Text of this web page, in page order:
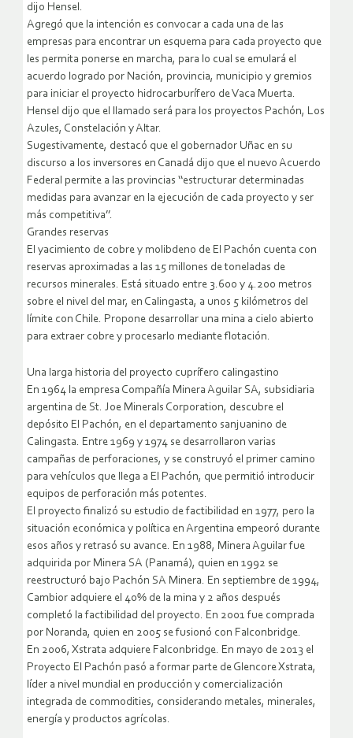
dijo Hensel.
Agregó que la intención es convocar a cada una de las
empresas para encontrar un esquema para cada proyecto que
les permita ponerse en marcha, para lo cual se emulará el
acuerdo logrado por Nación, provincia, municipio y gremios
para iniciar el proyecto hidrocarburífero de Vaca Muerta.
Hensel dijo que el llamado será para los proyectos Pachón, Los
Azules, Constelación y Altar.
Sugestivamente, destacó que el gobernador Uñac en su
discurso a los inversores en Canadá dijo que el nuevo Acuerdo
Federal permite a las provincias ‘‘estructurar determinadas
medidas para avanzar en la ejecución de cada proyecto y ser
más competitiva’’.
Grandes reservas
El yacimiento de cobre y molibdeno de El Pachón cuenta con
reservas aproximadas a las 15 millones de toneladas de
recursos minerales. Está situado entre 3.600 y 4.200 metros
sobre el nivel del mar, en Calingasta, a unos 5 kilómetros del
límite con Chile. Propone desarrollar una mina a cielo abierto
para extraer cobre y procesarlo mediante flotación.
Una larga historia del proyecto cuprífero calingastino
En 1964 la empresa Compañía Minera Aguilar SA, subsidiaria
argentina de St. Joe Minerals Corporation, descubre el
depósito El Pachón, en el departamento sanjuanino de
Calingasta. Entre 1969 y 1974 se desarrollaron varias
campañas de perforaciones, y se construyó el primer camino
para vehículos que llega a El Pachón, que permitió introducir
equipos de perforación más potentes.
El proyecto finalizó su estudio de factibilidad en 1977, pero la
situación económica y política en Argentina empeoró durante
esos años y retrasó su avance. En 1988, Minera Aguilar fue
adquirida por Minera SA (Panamá), quien en 1992 se
reestructuró bajo Pachón SA Minera. En septiembre de 1994,
Cambior adquiere el 40% de la mina y 2 años después
completó la factibilidad del proyecto. En 2001 fue comprada
por Noranda, quien en 2005 se fusionó con Falconbridge.
En 2006, Xstrata adquiere Falconbridge. En mayo de 2013 el
Proyecto El Pachón pasó a formar parte de Glencore Xstrata,
líder a nivel mundial en producción y comercialización
integrada de commodities, considerando metales, minerales,
energía y productos agrícolas.